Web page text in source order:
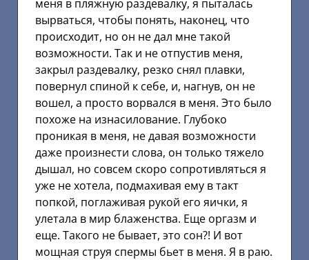
меня в пляжную раздевалку, я пыталась
вырваться, чтобы понять, наконец, что
происходит, но он не дал мне такой
возможности. Так и не отпустив меня,
закрыл раздевалку, резко снял плавки,
повернул спиной к себе, и, нагнув, он не
вошел, а просто ворвался в меня. Это было
похоже на изнасилование. Глубоко
проникая в меня, не давая возможности
даже произнести слова, он только тяжело
дышал, но совсем скоро сопротивляться я
уже не хотела, подмахивая ему в такт
попкой, поглаживая рукой его яички, я
улетала в мир блаженства. Еще оргазм и
еще. Такого не бывает, это сон?! И вот
мощная струя спермы бьет в меня. Я в раю.